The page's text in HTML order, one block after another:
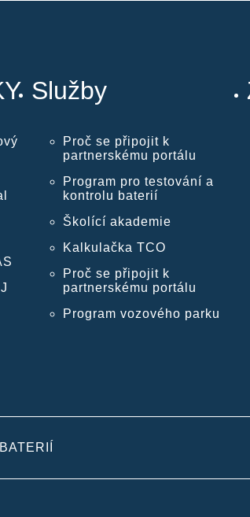
Služby
Proč se připojit k
partnerskému portálu
Program pro testování a
kontrolu baterií
Školící akademie
Kalkulačka TCO
Proč se připojit k
partnerskému portálu
Program vozového parku